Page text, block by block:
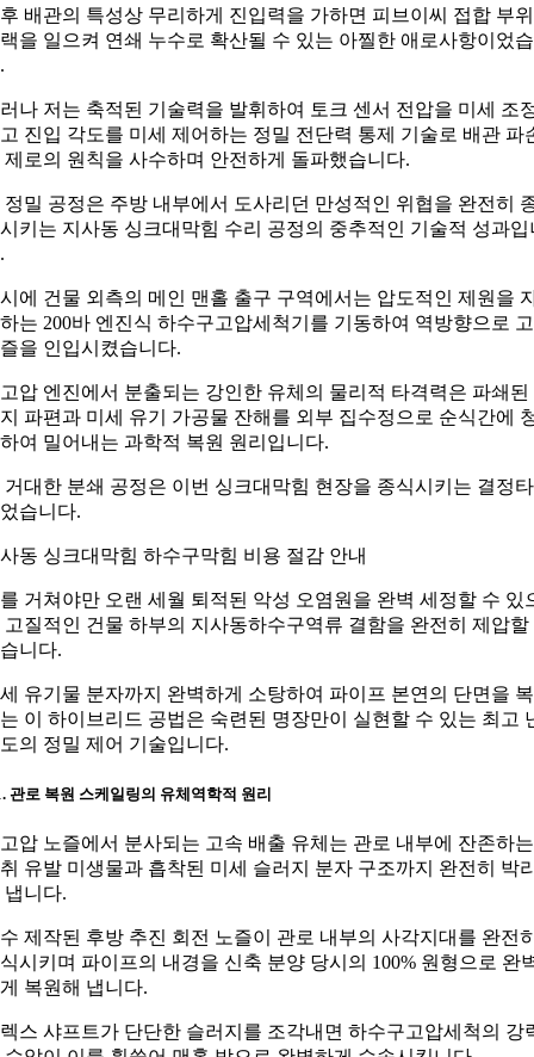
배관의 특성상 무리하게 진입력을 가하면 피브이씨 접합 부
을 일으켜 연쇄 누수로 확산될 수 있는 아찔한 애로사항이었
나 저는 축적된 기술력을 발휘하여 토크 센서 전압을 미세 조
진입 각도를 미세 제어하는 정밀 전단력 통제 기술로 배관 파
제로의 원칙을 사수하며 안전하게 돌파했습니다.
정밀 공정은 주방 내부에서 도사리던 만성적인 위협을 완전히
키는 지사동 싱크대막힘 수리 공정의 중추적인 기술적 성과입
에 건물 외측의 메인 맨홀 출구 구역에서는 압도적인 제원을
는 200바 엔진식 하수구고압세척기를 기동하여 역방향으로
을 인입시켰습니다.
압 엔진에서 분출되는 강인한 유체의 물리적 타격력은 파쇄된
파편과 미세 유기 가공물 잔해를 외부 집수정으로 순식간에
여 밀어내는 과학적 복원 원리입니다.
거대한 분쇄 공정은 이번 싱크대막힘 현장을 종식시키는 결정
습니다.
동 싱크대막힘 하수구막힘 비용 절감 안내
거쳐야만 오랜 세월 퇴적된 악성 오염원을 완벽 세정할 수 있
고질적인 건물 하부의 지사동하수구역류 결함을 완전히 제압할
니다.
유기물 분자까지 완벽하게 소탕하여 파이프 본연의 단면을
이 하이브리드 공법은 숙련된 명장만이 실현할 수 있는 최고
의 정밀 제어 기술입니다.
관로 복원 스케일링의 유체역학적 원리
압 노즐에서 분사되는 고속 배출 유체는 관로 내부에 잔존하는
유발 미생물과 흡착된 미세 슬러지 분자 구조까지 완전히 박
냅니다.
제작된 후방 추진 회전 노즐이 관로 내부의 사각지대를 완전
시키며 파이프의 내경을 신축 분양 당시의 100% 원형으로 완
복원해 냅니다.
스 샤프트가 단단한 슬러지를 조각내면 하수구고압세척의 강